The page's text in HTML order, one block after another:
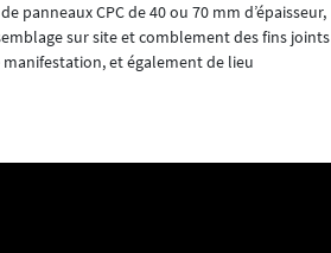
panneaux CPC de 40 ou 70 mm d’épaisseur,
sur site et comblement des fins joints
manifestation, et également de lieu